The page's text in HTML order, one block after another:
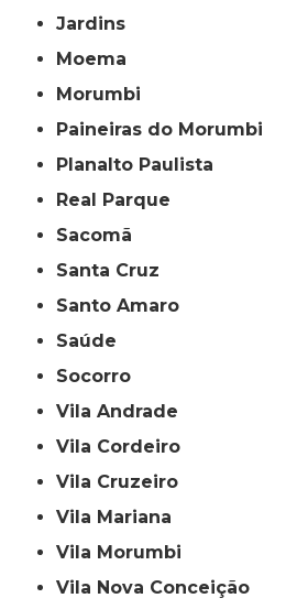
Jardins
Moema
Morumbi
Paineiras do Morumbi
Planalto Paulista
Real Parque
Sacomã
Santa Cruz
Santo Amaro
Saúde
Socorro
Vila Andrade
Vila Cordeiro
Vila Cruzeiro
Vila Mariana
Vila Morumbi
Vila Nova Conceição